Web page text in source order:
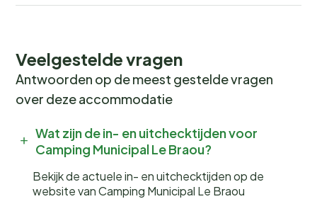
van de lokale restaurants. In de zomer kun je kanoën op
sfeervolle kerstmarkten.
Boek nu jouw onvergetelijke
Wil jij wakker worden met het geluid van fluitende
vogels en de geur van verse broodjes? Boek nu jouw
plek bijCamping Municipal Le Braouen beleef een
Veelgestelde vragen
Antwoorden op de meest gestelde vragen
over deze accommodatie
Wat zijn de in- en uitchecktijden voor
Camping Municipal Le Braou?
Bekijk de actuele in- en uitchecktijden op de
website van Camping Municipal Le Braou